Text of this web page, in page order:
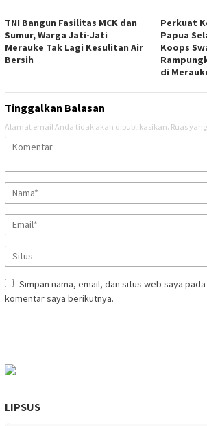
TNI Bangun Fasilitas MCK dan
Sumur, Warga Jati-Jati
Merauke Tak Lagi Kesulitan Air
Bersih
Perkuat
Papua
Koops
di
Tinggalkan Balasan
Alamat email Anda tidak akan dipublikasikan. Ruas
Simpan nama, email, dan situs web saya
komentar saya berikutnya.
LIPSUS